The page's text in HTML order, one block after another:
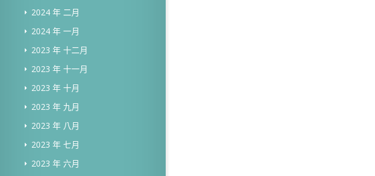
2024 年 二月
2024 年 一月
2023 年 十二月
2023 年 十一月
2023 年 十月
2023 年 九月
2023 年 八月
2023 年 七月
2023 年 六月